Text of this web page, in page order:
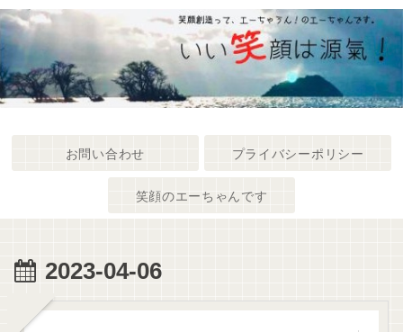
お問い合わせ プライバシーポリシー
笑顔のエーちゃんです
2023-04-06